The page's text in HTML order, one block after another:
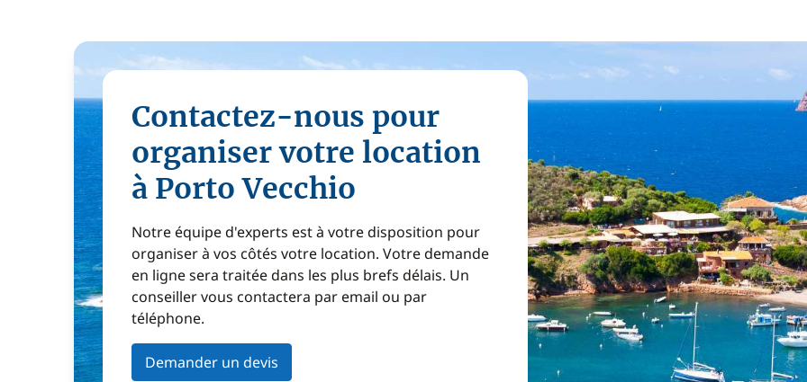
Contactez-nous pour
organiser votre location
à Porto Vecchio
Notre équipe d'experts est à votre disposition pour
organiser à vos côtés votre location. Votre demande
en ligne sera traitée dans les plus brefs délais. Un
conseiller vous contactera par email ou par
téléphone.
Demander un devis